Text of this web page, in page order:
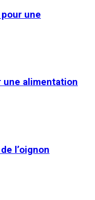
une
une alimentation
l’oignon